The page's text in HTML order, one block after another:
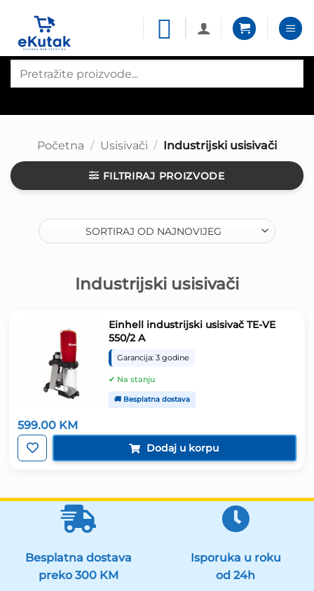
content
search
Početna / Usisivači / Industrijski usisivači
FILTRIRAJ PROIZVODE
Industrijski usisivači
599.00 KM
Einhell industrijski usisivač TE-VE
550/2 A
Garancija: 3 godine
✔ Na stanju
🚚 Besplatna dostava
Dodaj u korpu
Besplatna dostava
preko 300 KM
Isporuka u roku
od 24h